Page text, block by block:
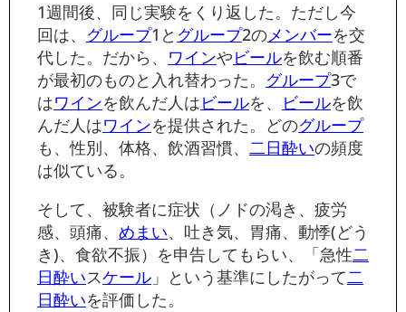
1週間後、同じ実験をくり返した。ただし今
回は、 グループ1と グループ2のメンバーを交
代した。だから、 ワインやビールを飲む順番
が最初のものと入れ替わった。 グループ3で
はワインを飲んだ人はビールを、 ビールを飲
んだ人はワインを提供された。どのグループ
も、性別、体格、飲酒習慣、 二日酔いの頻度
は似ている。
そして、被験者に症状（ノドの渇き、疲労
感、頭痛、 めまい、吐き気、胃痛、動悸(どう
き)、食欲不振）を申告してもらい、「急性二
日酔いスケール 」という基準にしたがって二
日酔いを評価した。